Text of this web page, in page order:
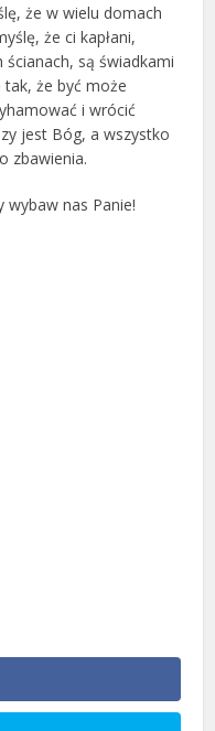
że w wielu domach
że ci kapłani,
są świadkami
tak, że być może
i wrócić
jest Bóg, a wszystko
zbawienia.
wybaw nas Panie!